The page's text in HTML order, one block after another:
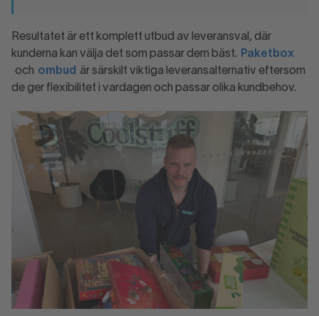
Resultatet är ett komplett utbud av leveransval, där
kunderna kan välja det som passar dem bäst.
Paketbox
och ombud
är särskilt viktiga leveransalternativ eftersom
de ger flexibilitet i vardagen och passar olika kundbehov.